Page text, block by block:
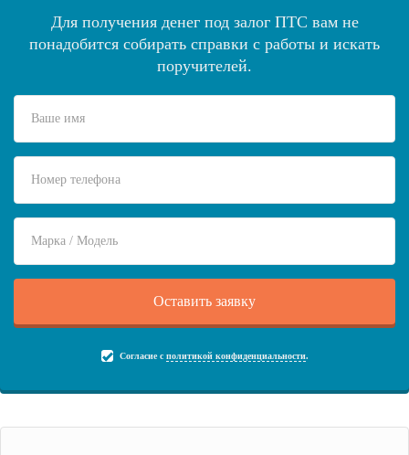
Для получения денег под залог ПТС вам не
понадобится собирать справки с работы и искать
поручителей.
Согласие с политикой конфиденциальности.